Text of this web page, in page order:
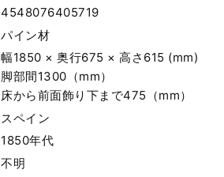
4548076405719
パイン材
幅1850 × 奥行675 × 高さ615 (mm)
脚部間1300（mm）
床から前面飾り下まで475（mm）
スペイン
1850年代
不明